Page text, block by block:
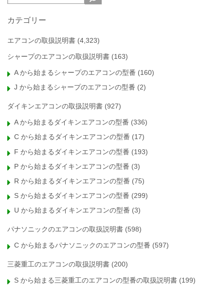
カテゴリー
エアコンの取扱説明書 (4,323)
シャープのエアコンの取扱説明書 (163)
A から始まるシャープのエアコンの型番 (160)
J から始まるシャープのエアコンの型番 (2)
ダイキンエアコンの取扱説明書 (927)
A から始まるダイキンエアコンの型番 (336)
C から始まるダイキンエアコンの型番 (17)
F から始まるダイキンエアコンの型番 (193)
P から始まるダイキンエアコンの型番 (3)
R から始まるダイキンエアコンの型番 (75)
S から始まるダイキンエアコンの型番 (299)
U から始まるダイキンエアコンの型番 (3)
パナソニックのエアコンの取扱説明書 (598)
C から始まるパナソニックのエアコンの型番 (597)
三菱重工のエアコンの取扱説明書 (200)
S から始まる三菱重工のエアコンの型番の取扱説明書 (199)